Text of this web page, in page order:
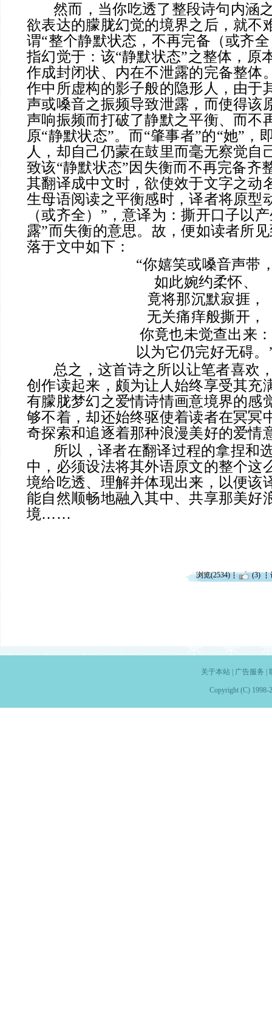
然而，当你吃透了整段诗句内涵
欲表达的朦胧幻觉的境界之后，就不
谓“整个静默状态，不再完备（或齐
指幻觉于：该“静默状态”之整体，原
作成封闭状、内在不泄露的完备整体
作中所虚构的影子般的隐形人，由于
声或嗓音之振频导致泄露，而使得该
声响振频而打破了静默之平衡、而不
原“静默状态”。而“肇事者”的“她”，
人，却自己仍蒙在鼓里而毫无察觉自
致该“静默状态”因失衡而不再完备齐
其翻译成中文时，欲使效于文字之动
生母语阅读之平衡感时，译者将原型
（或齐全）”，意译为：撕开口子以
露”而失衡的意思。故，便如读者所
落于文中如下：
“你嬉笑或嗓音声带
如此婉约柔怀、
竟将那沉默寂捱，
无关痛痒般撕开，
你竟也未觉查出来：
以为它仍完好无碍。
总之，这首诗之所以让笔者喜欢
创作读起来，颇为让人始终享受其充
有朦胧梦幻之爱情诗情画意境界的感
够不着，却还始终驱使着读者在冥冥
奇探索和追逐着那种浪漫美好的爱
所以，译者在翻译过程的拿捏和
中，必须设法将其外语原文的整个这
境给吃透、理解并体现出来，以便该
能自然顺畅地融入其中、共享那美好
境……
浏览(2534) (3)
关于本站| 广告服务
Copyright (C) 1998-